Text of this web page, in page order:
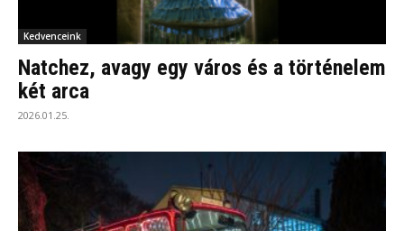
Kedvenceink
Natchez, avagy egy város és a történelem
két arca
2026.01.25.